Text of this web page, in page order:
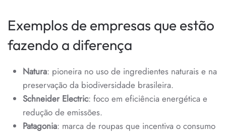
Exemplos de empresas que estão
fazendo a diferença
Natura: pioneira no uso de ingredientes naturais e na
preservação da biodiversidade brasileira.
Schneider Electric: foco em eficiência energética e
redução de emissões.
Patagonia: marca de roupas que incentiva o consumo